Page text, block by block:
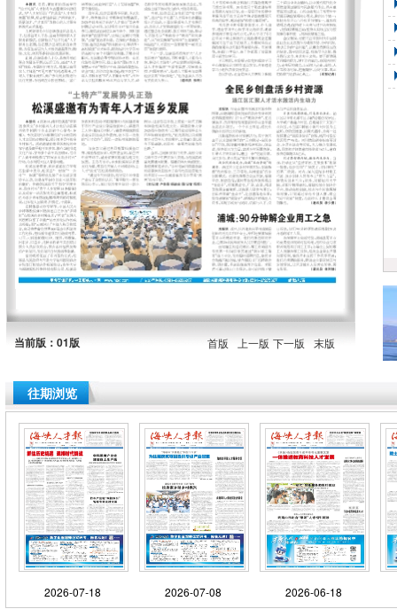
当前版：01版 首版 上一版 下一版 末版
往期浏览
2026-07-18 2026-07-08 2026-06-18